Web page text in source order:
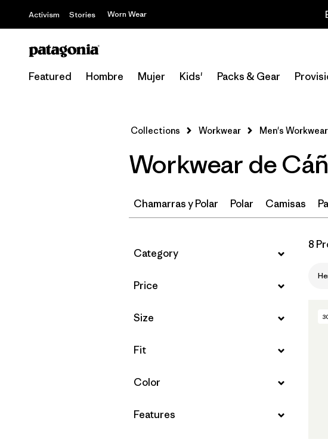
Activism Stories Worn Wear
Featured Hombre Mujer Kids' Packs & Gear
Filtrar por
Fit
Filtrar por
Features
Filtrar por
Materials
Filtrar por
Gender
Collections Workwear Men's Workwear
Workwear de
Chamarras y Polar Polar Camisas
Filtrar por
Category
Filtrar por
Price
Filtrar por
Size
Filtrar por
Fit
Filtrar por
Color
Filtrar por
Features
8